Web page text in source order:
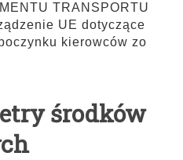
TRANSPORTU
UE dotyczące
kierowców zo
środków